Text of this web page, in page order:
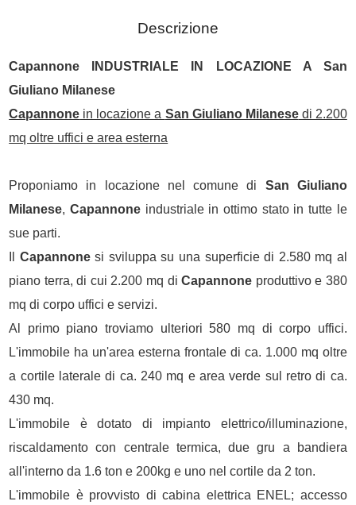
Descrizione
Capannone INDUSTRIALE IN LOCAZIONE A San
Giuliano Milanese
Capannone in locazione a San Giuliano Milanesedi 2.200
mq oltre uffici e area esterna
Proponiamo in locazione nel comune di San Giuliano
Milanese, Capannoneindustriale in ottimo stato in tutte le
sue parti.
Capannonesi sviluppa su una superficie di 2.580 mq al
piano terra, di cui 2.200 mq diCapannone produttivo e 380
mq di corpo uffici e servizi.
Al primo piano troviamo ulteriori 580 mq di corpo uffici.
L'immobile ha un'area esterna frontale di ca. 1.000 mq oltre
a cortile laterale di ca. 240 mq e area verde sul retro di ca.
430 mq.
L'immobile è dotato di impianto elettrico/illuminazione,
riscaldamento con centrale termica, due gru a bandiera
all'interno da 1.6 ton e 200kg e uno nel cortile da 2 ton.
L'immobile è provvisto di cabina elettrica ENEL; accesso